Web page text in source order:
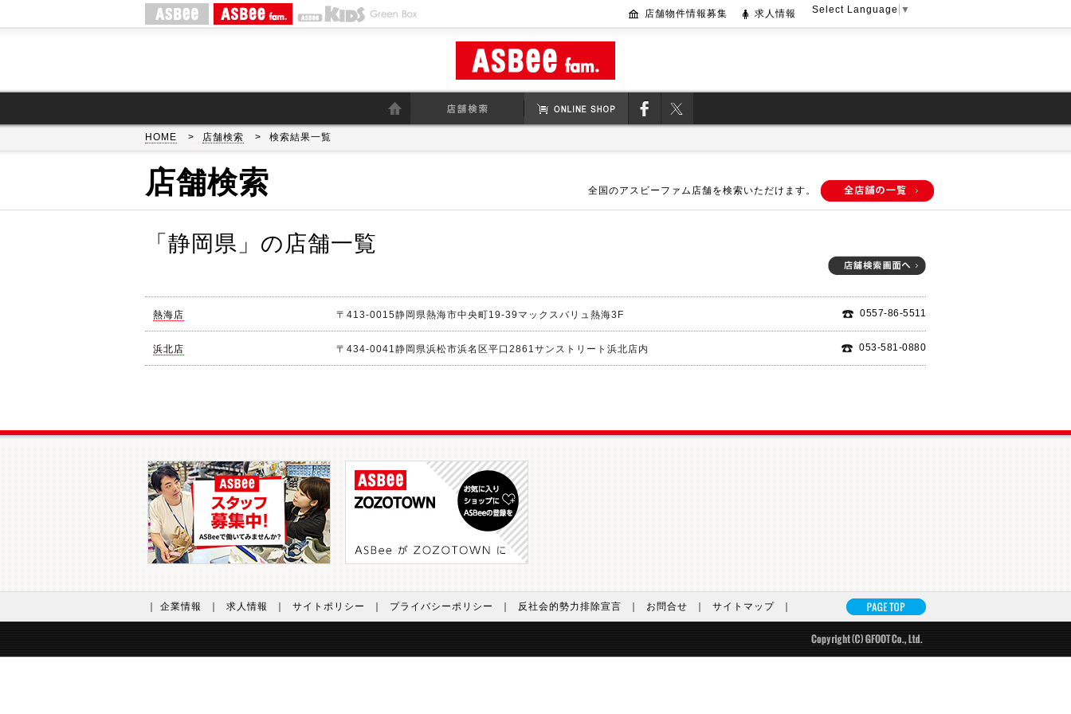
ASBEE ASBEE fam. ASBEE KIDS 店舗物件情報募集 求人情報 Select Language ▼
HOME > 店舗検索 > 検索結果一覧
店舗検索 全国のアスビーファム店舗を検索いただけます。
「静岡県」の店舗一覧
熱海店 〒413-0015静岡県熱海市中央町19-39マックスバリュ熱海3F 0557-86-5511
浜北店 〒434-0041静岡県浜松市浜名区平口2861サンストリート浜北店内 053-581-0880
｜ 企業情報 求人情報 サイトポリシー プライバシーポリシー 反社会的勢力排除宣言 お問合せ サイトマップ